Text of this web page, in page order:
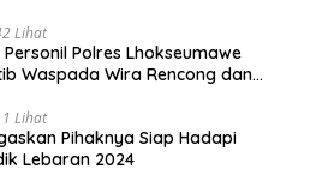
Lihat
Polres Lhokseumawe
Waspada Wira Rencong dan
Lihat
Pihaknya Siap Hadapi
Lebaran 2024